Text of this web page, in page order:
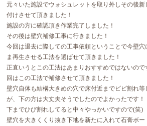
元々いた施設でウォシュレットを取り外しその後新
付けさせて頂きました！
施設の方に確認頂き作業完了しました！
その後は壁穴補修工事に行きました！
今回は退去に際しての工事依頼ということで今壁穴
ま再生させる工法を選ばせて頂きました！
正直いうとこの工法はあまりおすすめではないの
回はこの工法で補修させて頂きました！
壁穴自体も結構大きめの穴で床付近までビビ割れ
が、下の方は大丈夫そうでしたのでよかったです！
下までひび割れしてると中々やっかいですので(笑)
壁穴を大きくくり抜き下地を新たに入れて石膏ボー